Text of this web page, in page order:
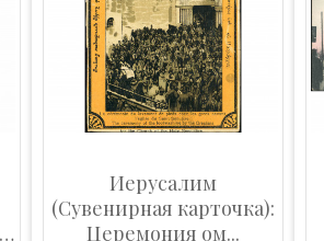
Иерусалим
(Сувенирная карточка):
Церемония ом...